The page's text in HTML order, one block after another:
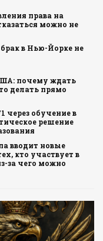
права на
можно не
в Нью-Йорке не
почему ждать
делать прямо
через обучение в
решение
вводит новые
кто участвует в
за чего можно